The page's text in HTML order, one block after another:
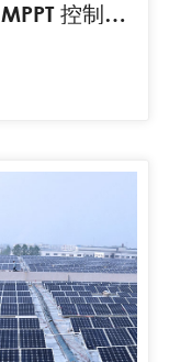
离网光伏系统为什么必须搭配 MPPT 控制器？